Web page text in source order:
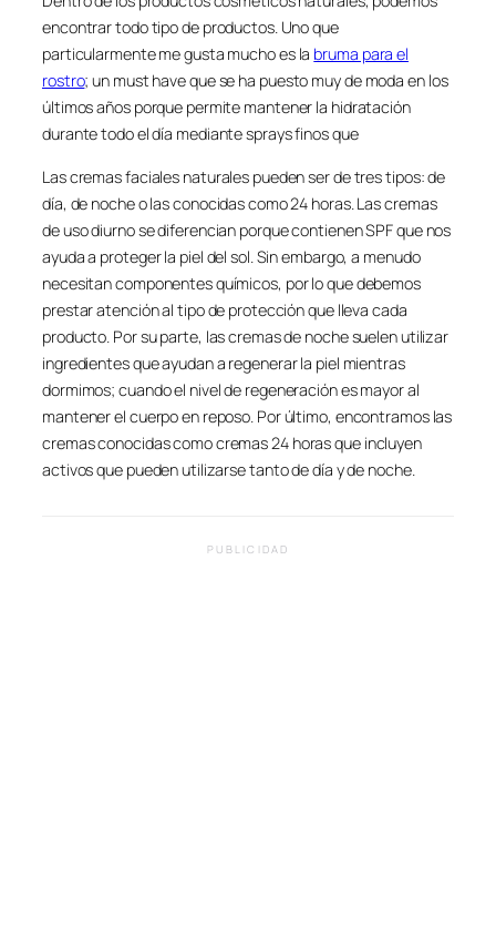
encontrar todo tipo de productos. Uno que
particularmente me gusta mucho es la bruma para el
rostro; un must have que se ha puesto muy de moda en los
últimos años porque permite mantener la hidratación
durante todo el día mediante sprays finos que
Las cremas faciales naturales pueden ser de tres tipos: de
día, de noche o las conocidas como 24 horas. Las cremas
de uso diurno se diferencian porque contienen SPF que nos
ayuda a proteger la piel del sol. Sin embargo, a menudo
necesitan componentes químicos, por lo que debemos
prestar atención al tipo de protección que lleva cada
producto. Por su parte, las cremas de noche suelen utilizar
ingredientes que ayudan a regenerar la piel mientras
dormimos; cuando el nivel de regeneración es mayor al
mantener el cuerpo en reposo. Por último, encontramos las
cremas conocidas como cremas 24 horas que incluyen
activos que pueden utilizarse tanto de día y de noche.
PUBLICIDAD